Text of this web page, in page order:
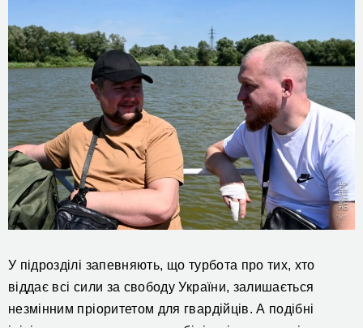
У підрозділі запевняють, що турбота про тих, хто
віддає всі сили за свободу України, залишається
незмінним пріоритетом для гвардійців. А подібні